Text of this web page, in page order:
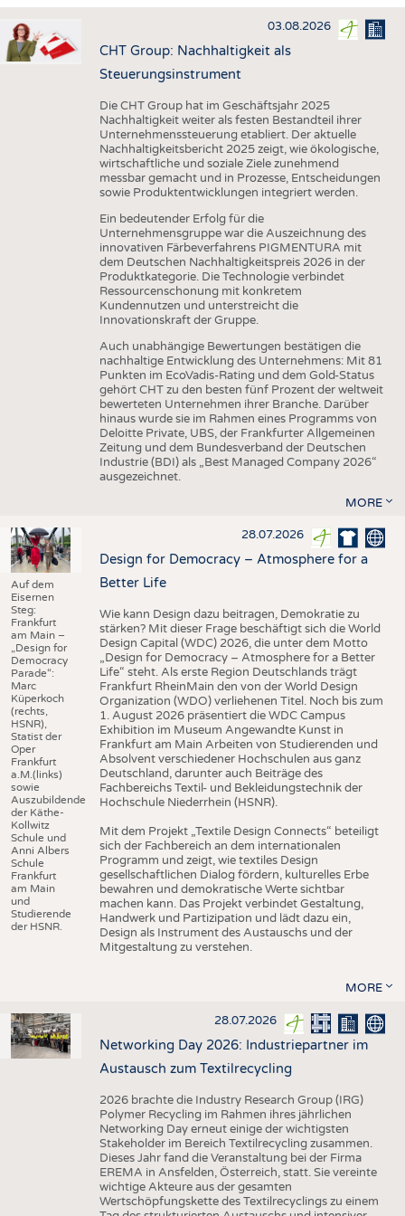
HAUS- UND HEIMTEXTILIEN
BEKLEIDUNG
AUSSCHREIBUNGEN
DTV AUSSCHREIBUNGSDIENST
STATISTICS
ADRESSEN & LINKS
PUBLIKATIONEN
BRANCHENTERMINE
03.08.2026
CHT Group: Nachhaltigkeit als
Steuerungsinstrument
Die CHT Group hat im Geschäftsjahr 2025
Nachhaltigkeit weiter als festen Bestandteil ihrer
Unternehmenssteuerung etabliert. Der aktuelle
Nachhaltigkeitsbericht 2025 zeigt, wie ökologische,
wirtschaftliche und soziale Ziele zunehmend
messbar gemacht und in Prozesse, Entscheidungen
sowie Produktentwicklungen integriert werden.
Ein bedeutender Erfolg für die
Unternehmensgruppe war die Auszeichnung des
innovativen Färbeverfahrens PIGMENTURA mit
dem Deutschen Nachhaltigkeitspreis 2026 in der
Produktkategorie. Die Technologie verbindet
Ressourcenschonung mit konkretem
Kundennutzen und unterstreicht die
Innovationskraft der Gruppe.
Auch unabhängige Bewertungen bestätigen die
nachhaltige Entwicklung des Unternehmens: Mit 81
Punkten im EcoVadis-Rating und dem Gold-Status
gehört CHT zu den besten fünf Prozent der weltweit
bewerteten Unternehmen ihrer Branche. Darüber
hinaus wurde sie im Rahmen eines Programms von
Deloitte Private, UBS, der Frankfurter Allgemeinen
Zeitung und dem Bundesverband der Deutschen
Industrie (BDI) als „Best Managed Company 2026“
ausgezeichnet.
MORE
Auf dem
Eisernen
Steg:
Frankfurt
am Main –
„Design for
Democracy
Parade“:
Marc
Küperkoch
(rechts,
HSNR),
Statist der
Oper
Frankfurt
a.M.(links)
sowie
Auszubildende
der Käthe-
Kollwitz
Schule und
Anni Albers
Schule
Frankfurt
am Main
und
Studierende
der HSNR.
28.07.2026
Design for Democracy – Atmosphere for a
Better Life
Wie kann Design dazu beitragen, Demokratie zu
stärken? Mit dieser Frage beschäftigt sich die World
Design Capital (WDC) 2026, die unter dem Motto
„Design for Democracy – Atmosphere for a Better
Life“ steht. Als erste Region Deutschlands trägt
Frankfurt RheinMain den von der World Design
Organization (WDO) verliehenen Titel. Noch bis zum
1. August 2026 präsentiert die WDC Campus
Exhibition im Museum Angewandte Kunst in
Frankfurt am Main Arbeiten von Studierenden und
Absolvent verschiedener Hochschulen aus ganz
Deutschland, darunter auch Beiträge des
Fachbereichs Textil- und Bekleidungstechnik der
Hochschule Niederrhein (HSNR).
Mit dem Projekt „Textile Design Connects“ beteiligt
sich der Fachbereich an dem internationalen
Programm und zeigt, wie textiles Design
gesellschaftlichen Dialog fördern, kulturelles Erbe
bewahren und demokratische Werte sichtbar
machen kann. Das Projekt verbindet Gestaltung,
Handwerk und Partizipation und lädt dazu ein,
Design als Instrument des Austauschs und der
Mitgestaltung zu verstehen.
MORE
28.07.2026
Networking Day 2026: Industriepartner im
Austausch zum Textilrecycling
2026 brachte die Industry Research Group (IRG)
Polymer Recycling im Rahmen ihres jährlichen
Networking Day erneut einige der wichtigsten
Stakeholder im Bereich Textilrecycling zusammen.
Dieses Jahr fand die Veranstaltung bei der Firma
EREMA in Ansfelden, Österreich, statt. Sie vereinte
wichtige Akteure aus der gesamten
Wertschöpfungskette des Textilrecyclings zu einem